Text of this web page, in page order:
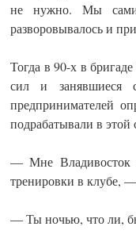
не нужно. Мы сами
разворовывалось и
Тогда в 90-х в
сил и занявшиеся
предпринимателей
подрабатывали в этой
— Мне Владивосток
тренировки в клубе,
— Ты ночью, что ли,